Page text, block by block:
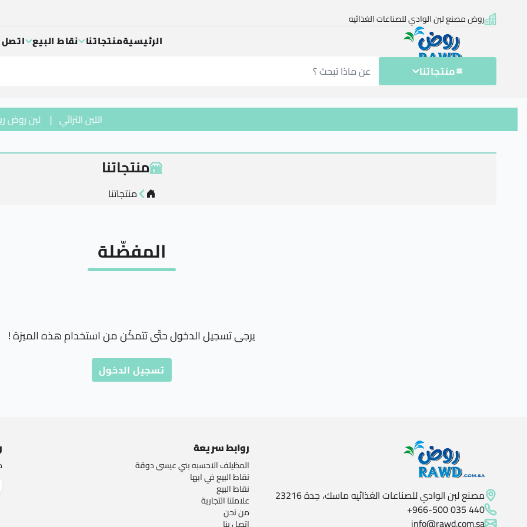
للصناعات
روض مصنع لبن الوادي للصناعات الغذائيه
الرئيسيةمنتجاتنا نقاط البيع اتصل
منتجاتنا
اللبن التراثي| لبن روض
منتجاتنا
منتجاتنا
المفضّلة
يرجى تسجيل الدخول حتّى تتمكّن من استخدام هذه الميزة !
تسجيل الدخول
مصنع لبن الوادي للصناعات الغذائيه ماسك، جدة 23216
+966-500 035 440
info@rawd.com.sa
روابط سريعة
المظيلف الاحسبه بني عيسى دوقة
نقاط البيع في ابها
نقاط البيع
علامتنا التجارية
من نحن